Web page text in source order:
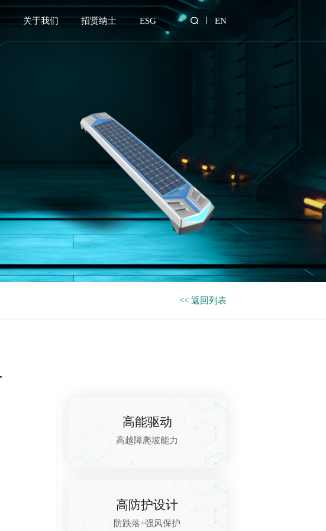
EN
关于我们 招贤纳士 ESG
<< 返回列表
高能驱动
高越障爬坡能力
高防护设计
防跌落+强风保护